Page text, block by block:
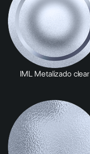
IML Metalizado clear